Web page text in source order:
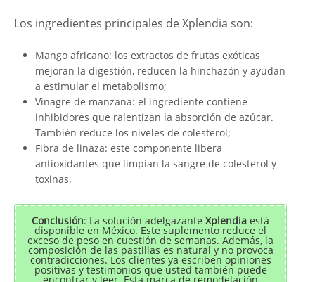
Los ingredientes principales de Xplendia son:
Mango africano: los extractos de frutas exóticas
mejoran la digestión, reducen la hinchazón y ayudan
a estimular el metabolismo;
Vinagre de manzana: el ingrediente contiene
inhibidores que ralentizan la absorción de azúcar.
También reduce los niveles de colesterol;
Fibra de linaza: este componente libera
antioxidantes que limpian la sangre de colesterol y
toxinas.
Conclusión: La solución adelgazante Xplendia está
disponible en México. Este suplemento reduce el
exceso de peso en cuestión de semanas. Además, la
composición de las pastillas es natural y no provoca
contradicciones. Los clientes ya escriben opiniones
positivas y testimonios que usted también puede